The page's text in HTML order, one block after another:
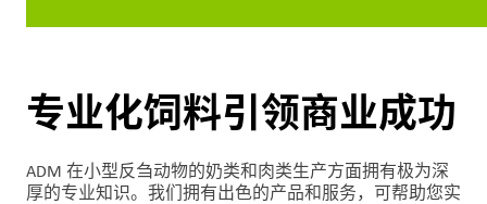
创
企
专业化饲料引领商业成功
ADM 在小型反刍动物的奶类和肉类生产方面拥有极为深
厚的专业知识。我们拥有出色的产品和服务，可帮助您实